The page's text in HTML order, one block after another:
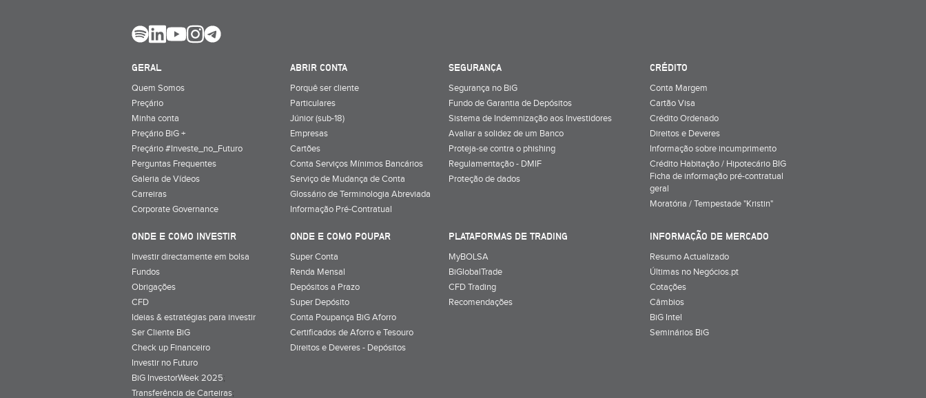
GERAL
Quem Somos
Preçário
Minha conta
Preçário BiG +
Preçário #Investe_no_Futuro
Perguntas Frequentes
Galeria de Vídeos
Carreiras
Corporate Governance
ABRIR CONTA
Porquê ser cliente
Particulares
Júnior (sub-18)
Empresas
Cartões
Conta Serviços Mínimos Bancários
Serviço de Mudança de Conta
Glossário de Terminologia Abreviada
Informação Pré-Contratual
SEGURANÇA
Segurança no BiG
Fundo de Garantia de Depósitos
Sistema de Indemnização aos Investidores
Avaliar a solidez de um Banco
Proteja-se contra o phishing
Regulamentação - DMIF
Proteção de dados
CRÉDITO
Conta Margem
Cartão Visa
Crédito Ordenado
Direitos e Deveres
Informação sobre incumprimento
Crédito Habitação / Hipotecário BIG
Ficha de informação pré-contratual
geral
Moratória / Tempestade "Kristin"
ONDE E COMO INVESTIR
Investir directamente em bolsa
Fundos
Obrigações
CFD
Ideias & estratégias para investir
Ser Cliente BiG
Check up Financeiro
Investir no Futuro
BiG InvestorWeek 2025;
Transferência de Carteiras;
ONDE E COMO POUPAR
Super Conta
Renda Mensal
Depósitos a Prazo
Super Depósito
Conta Poupança BiG Aforro
Certificados de Aforro e Tesouro
Direitos e Deveres - Depósitos
PLATAFORMAS DE TRADING
MyBOLSA
BiGlobalTrade
CFD Trading
Recomendações
INFORMAÇÃO DE MERCADO
Resumo Actualizado
Últimas no Negócios.pt
Cotações
Câmbios
BiG Intel
Seminários BiG